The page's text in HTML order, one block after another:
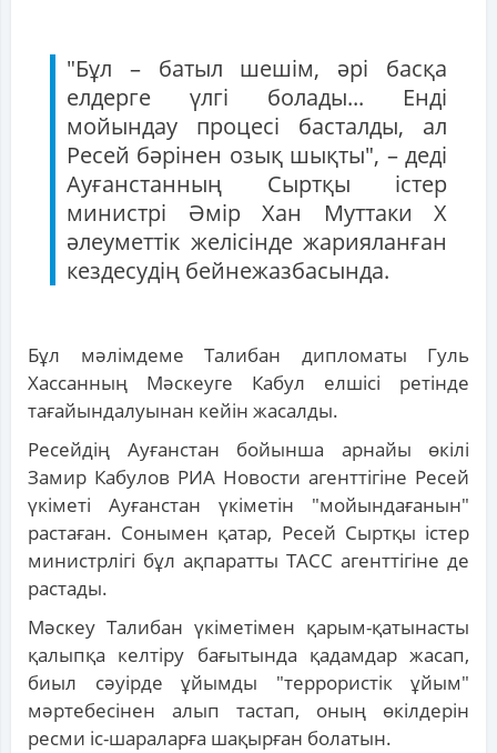
"Бұл – батыл шешім, әрі басқа
елдерге үлгі болады... Енді
мойындау процесі басталды, ал
Ресей бәрінен озық шықты", – деді
Ауғанстанның Сыртқы істер
министрі Әмір Хан Муттаки X
әлеуметтік желісінде жарияланған
кездесудің бейнежазбасында.
Бұл мәлімдеме Талибан дипломаты Гуль
Хассанның Мәскеуге Кабул елшісі ретінде
тағайындалуынан кейін жасалды.
Ресейдің Ауғанстан бойынша арнайы өкілі
Замир Кабулов РИА Новости агенттігіне Ресей
үкіметі Ауғанстан үкіметін "мойындағанын"
растаған. Сонымен қатар, Ресей Сыртқы істер
министрлігі бұл ақпаратты ТАСС агенттігіне де
растады.
Мәскеу Талибан үкіметімен қарым-қатынасты
қалыпқа келтіру бағытында қадамдар жасап,
биыл сәуірде ұйымды "террористік ұйым"
мәртебесінен алып тастап, оның өкілдерін
ресми іс-шараларға шақырған болатын.